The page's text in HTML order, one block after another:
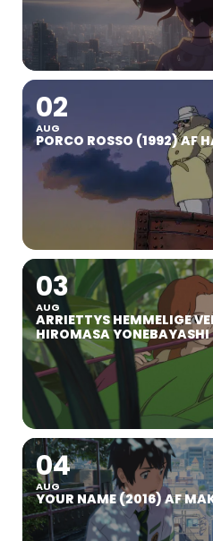
02
AUG
PORCO ROSSO (1992) AF
03
AUG
ARRIETTYS HEMMELIGE
HIROMASA YONEBAYASHI
04
AUG
YOUR NAME (2016) AF